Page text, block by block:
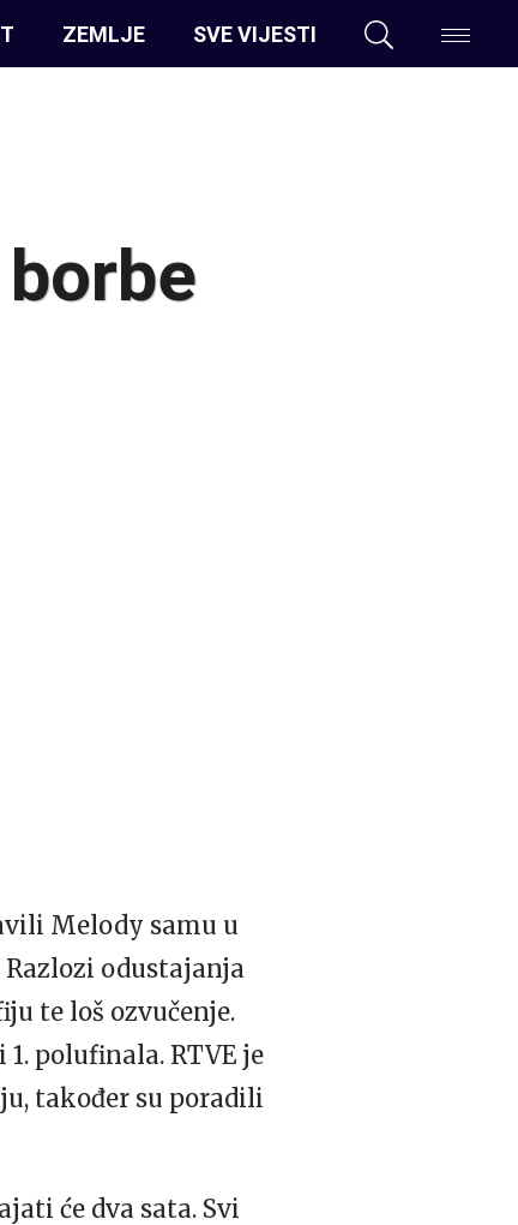
ZEMLJE SVE VIJESTI
Melody samu u
odustajanja
te loš ozvučenje.
polufinala. RTVE je
također su poradili
će dva sata. Svi